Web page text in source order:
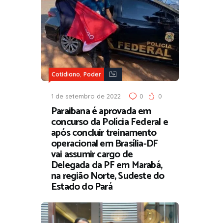
Cotidiano, Poder
1 de setembro de 2022 0 0
Paraibana é aprovada em
concurso da Polícia Federal e
após concluir treinamento
operacional em Brasília-DF
vai assumir cargo de
Delegada da PF em Marabá,
na região Norte, Sudeste do
Estado do Pará